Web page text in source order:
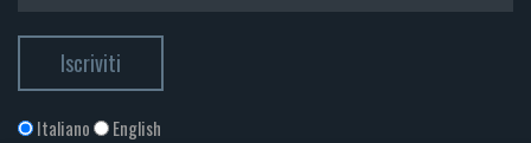
Italiano English